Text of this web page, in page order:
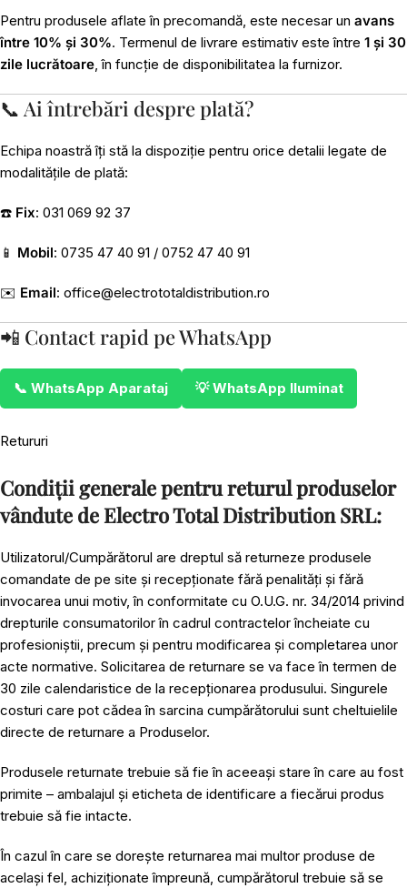
Pentru produsele aflate în precomandă, este necesar un avans
între 10% și 30%. Termenul de livrare estimativ este între 1 și 30
zile lucrătoare, în funcție de disponibilitatea la furnizor.
📞 Ai întrebări despre plată?
Echipa noastră îți stă la dispoziție pentru orice detalii legate de
modalitățile de plată:
☎️ Fix: 031 069 92 37
📱 Mobil: 0735 47 40 91 / 0752 47 40 91
✉️ Email: office@electrototaldistribution.ro
📲 Contact rapid pe WhatsApp
📞 WhatsApp Aparataj 💡 WhatsApp Iluminat
Retururi
Condiții generale pentru returul produselor
vândute de Electro Total Distribution SRL:
Utilizatorul/Cumpărătorul are dreptul să returneze produsele
comandate de pe site și recepționate fără penalități și fără
invocarea unui motiv, în conformitate cu O.U.G. nr. 34/2014 privind
drepturile consumatorilor în cadrul contractelor încheiate cu
profesioniștii, precum și pentru modificarea și completarea unor
acte normative. Solicitarea de returnare se va face în termen de
30 zile calendaristice de la recepționarea produsului. Singurele
costuri care pot cădea în sarcina cumpărătorului sunt cheltuielile
directe de returnare a Produselor.
Produsele returnate trebuie să fie în aceeași stare în care au fost
primite – ambalajul și eticheta de identificare a fiecărui produs
trebuie să fie intacte.
În cazul în care se dorește returnarea mai multor produse de
același fel, achiziționate împreună, cumpărătorul trebuie să se